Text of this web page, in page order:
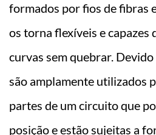
formados por fios de fibras
os torna flexíveis e
curvas sem quebrar.
são amplamente utilizados
partes de um circuito que
posição e estão sujeitas a